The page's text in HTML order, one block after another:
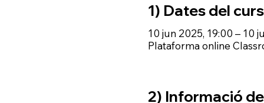
1) Dates del
10 jun 2025, 19:00 – 10
Plataforma online
2) Informació